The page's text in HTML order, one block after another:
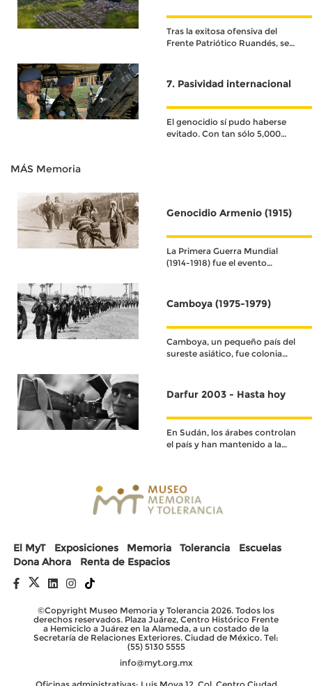
Tras la exitosa ofensiva del
Frente Patriótico Ruandés, se
7. Pasividad internacional
El genocidio sí pudo haberse
evitado. Con tan sólo 5,000
MÁS Memoria
Genocidio Armenio (1915)
La Primera Guerra Mundial
(1914-1918) fue el evento
Camboya (1975-1979)
Camboya, un pequeño país del
sureste asiático, fue colonia
Darfur 2003 - Hasta hoy
En Sudán, los árabes controlan
el país y han mantenido a la
El MyT Exposiciones Memoria Tolerancia
Escuelas
Dona Ahora
Renta de Espacios
©Copyright Museo Memoria y Tolerancia 2026. Todos los
derechos reservados. Plaza Juárez, Centro Histórico Frente
a Hemiciclo a Juárez en la Alameda, a un costado de la
Secretaría de Relaciones Exteriores. Ciudad de México. Tel:
(55) 5130 5555
info@myt.org.mx